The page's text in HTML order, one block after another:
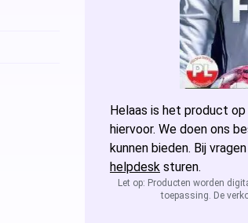
Microsoft
Microsoft
Microsoft
Microsoft
Microsoft
Microsoft Windows Server Windows
Windows
Windows
Microsoft SQL Server Microsoft
Microsoft
Helaas is het product
hiervoor. We doen ons
kunnen bieden. Bij
helpdesk sturen.
Let op: Producten worden
toepassing. De